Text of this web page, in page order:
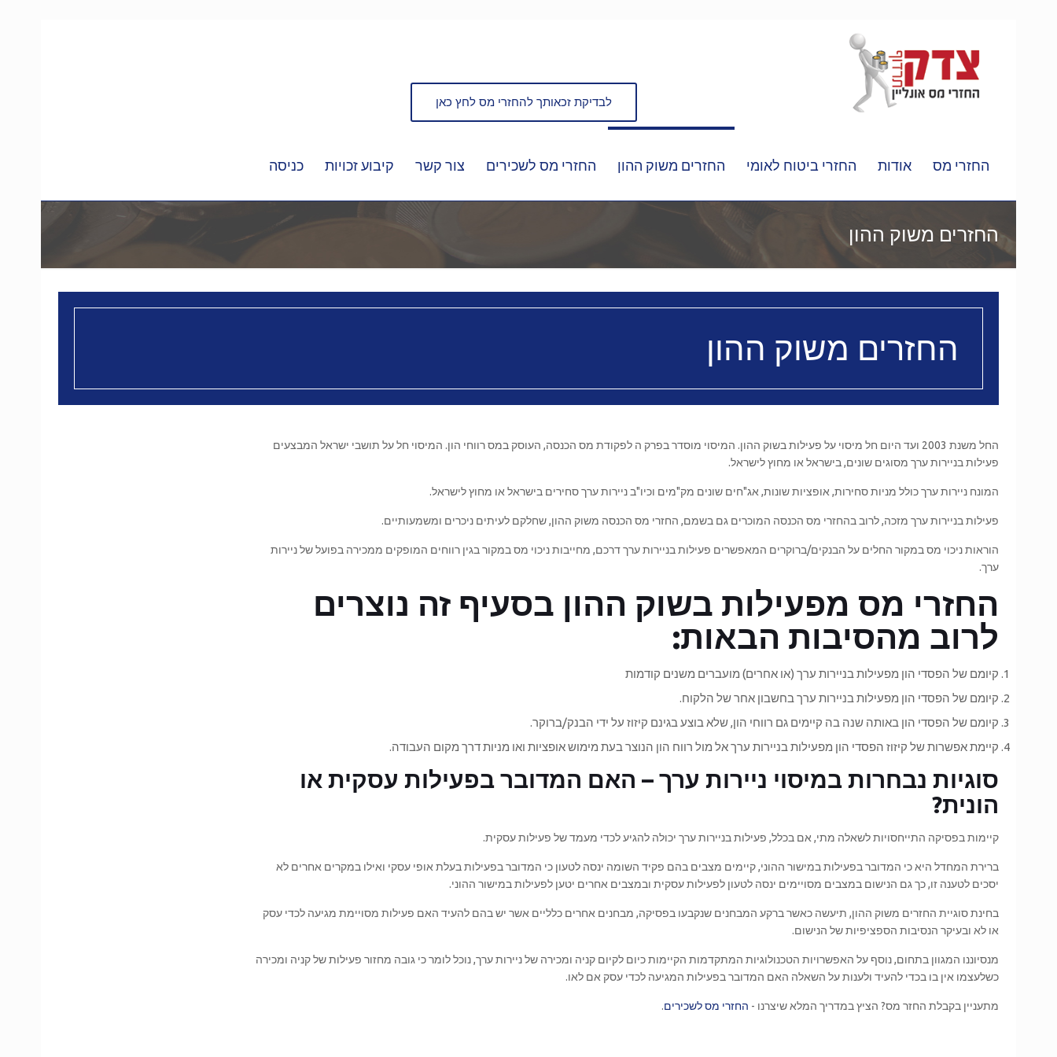
לבדיקת זכאותך להחזרי מס לחץ כאן
החזרי מס אודות החזרי ביטוח לאומי החזרים משוק ההון החזרי מס לשכירים צור קשר קיבוע זכויות כניסה
החזרים משוק ההון
החזרים משוק ההון
החל משנת 2003 ועד היום חל מיסוי על פעילות בשוק ההון. המיסוי מוסדר בפרק ה לפקודת מס הכנסה, העוסק במס רווחי הון. המיסוי חל על תושבי ישראל המבצעים
פעילות בניירות ערך מסוגים שונים, בישראל או מחוץ לישראל.
המונח ניירות ערך כולל מניות סחירות, אופציות שונות, אג"חים שונים מק"מים וכיו"ב ניירות ערך סחירים בישראל או מחוץ לישראל.
פעילות בניירות ערך מזכה, לרוב בהחזרי מס הכנסה המוכרים גם בשמם, החזרי מס הכנסה משוק ההון, שחלקם לעיתים ניכרים ומשמעותיים.
הוראות ניכוי מס במקור החלים על הבנקים/ברוקרים המאפשרים פעילות בניירות ערך דרכם, מחייבות ניכוי מס במקור בגין רווחים המופקים ממכירה בפועל של ניירות
ערך.
החזרי מס מפעילות בשוק ההון בסעיף זה נוצרים
לרוב מהסיבות הבאות:
קיומם של הפסדי הון מפעילות בניירות ערך (או אחרים) מועברים משנים קודמות
קיומם של הפסדי הון מפעילות בניירות ערך בחשבון אחר של הלקוח.
קיומם של הפסדי הון באותה שנה בה קיימים גם רווחי הון, שלא בוצע בגינם קיזוז על ידי הבנק/ברוקר.
קיימת אפשרות של קיזוז הפסדי הון מפעילות בניירות ערך אל מול רווח הון הנוצר בעת מימוש אופציות ואו מניות דרך מקום העבודה.
סוגיות נבחרות במיסוי ניירות ערך – האם המדובר בפעילות עסקית או
הונית?
קיימות בפסיקה התייחסויות לשאלה מתי, אם בכלל, פעילות בניירות ערך יכולה להגיע לכדי מעמד של פעילות עסקית.
ברירת המחדל היא כי המדובר בפעילות במישור ההוני, קיימים מצבים בהם פקיד השומה ינסה לטעון כי המדובר בפעילות בעלת אופי עסקי ואילו במקרים אחרים לא
יסכים לטענה זו, כך גם הנישום במצבים מסויימים ינסה לטעון לפעילות עסקית ובמצבים אחרים יטען לפעילות במישור ההוני.
בחינת סוגיית החזרים משוק ההון, תיעשה כאשר ברקע המבחנים שנקבעו בפסיקה, מבחנים אחרים כלליים אשר יש בהם להעיד האם פעילות מסויימת מגיעה לכדי עסק
או לא ובעיקר הנסיבות הספציפיות של הנישום.
מנסיוננו המגוון בתחום, נוסף על האפשרויות הטכנולוגיות המתקדמות הקיימות כיום לקיום קניה ומכירה של ניירות ערך, נוכל לומר כי גובה מחזור פעילות של קניה ומכירה
כשלעצמו אין בו בכדי להעיד ולענות על השאלה האם המדובר בפעילות המגיעה לכדי עסק אם לאו.
מתעניין בקבלת החזר מס? הציץ במדריך המלא שיצרנו - החזרי מס לשכירים.